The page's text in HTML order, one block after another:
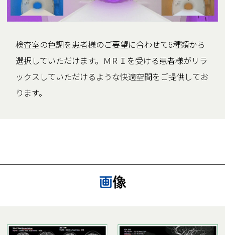
検査室の色調を患者様のご要望に合わせて6種類から
選択していただけます。ＭＲＩを受ける患者様がリラ
ックスしていただけるような快適空間をご提供してお
ります。
画像